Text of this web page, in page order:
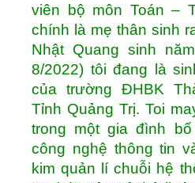
viên bộ môn Toán –
chính là mẹ thân sinh
Nhật Quang sinh
8/2022) tôi đang là
của trường ĐHBK
Tỉnh Quảng Trị. Toi
trong một gia đình
công nghệ thông tin
kim quản lí chuỗi hệ